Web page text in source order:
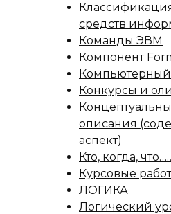
средств
Команды ЭВМ
Компонент
Компьютерный
Конкурсы и
описания
аспект)
Кто, когда,
Курсовые
ЛОГИКА
Логический